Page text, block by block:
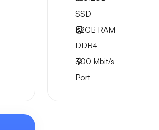
SSD
32GB RAM
DDR4
300 Mbit/s
Port